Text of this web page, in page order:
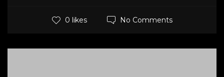
0 likes No Comments